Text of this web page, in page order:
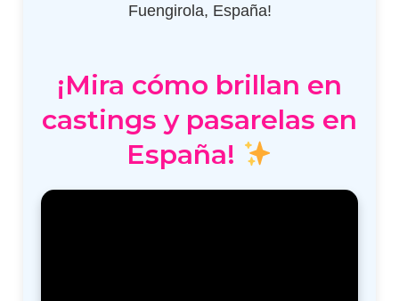
Fuengirola, España!
¡Mira cómo brillan en
castings y pasarelas en
España!